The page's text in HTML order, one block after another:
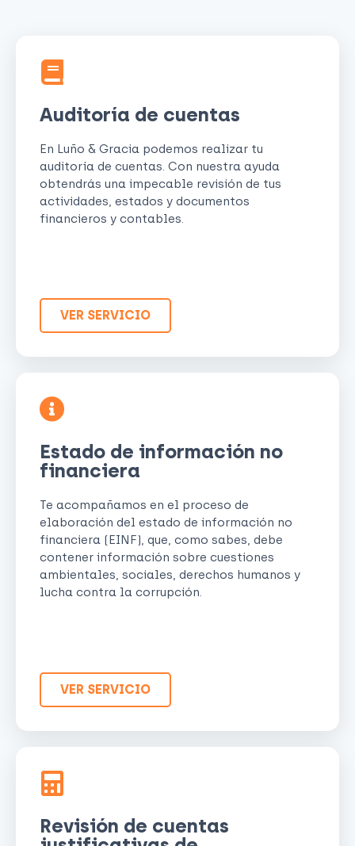
Auditoría de cuentas
En Luño & Gracia podemos realizar tu
auditoría de cuentas. Con nuestra ayuda
obtendrás una impecable revisión de tus
actividades, estados y documentos
financieros y contables.
VER SERVICIO
Estado de información no
financiera
Te acompañamos en el proceso de
elaboración del estado de información no
financiera (EINF), que, como sabes, debe
contener información sobre cuestiones
ambientales, sociales, derechos humanos y
lucha contra la corrupción.
VER SERVICIO
Revisión de cuentas